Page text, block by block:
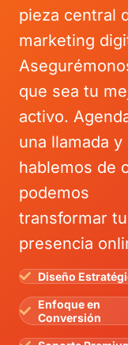
pieza central
marketing
que sea tu
activo.
una llamada y
hablemos de
podemos
transformar tu
presencia
Diseño
Enfoque en
Conversión